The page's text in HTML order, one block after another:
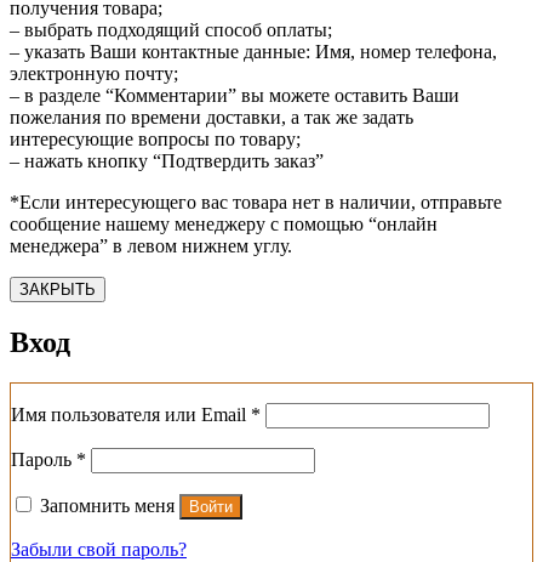
получения товара;
– выбрать подходящий способ оплаты;
– указать Ваши контактные данные: Имя, номер телефона,
электронную почту;
– в разделе “Комментарии” вы можете оставить Ваши
пожелания по времени доставки, а так же задать
интересующие вопросы по товару;
– нажать кнопку “Подтвердить заказ”
*Если интересующего вас товара нет в наличии, отправьте
сообщение нашему менеджеру с помощью “онлайн
менеджера” в левом нижнем углу.
ЗАКРЫТЬ
Вход
Имя пользователя или Email *
Пароль *
Запомнить меня Войти
Забыли свой пароль?